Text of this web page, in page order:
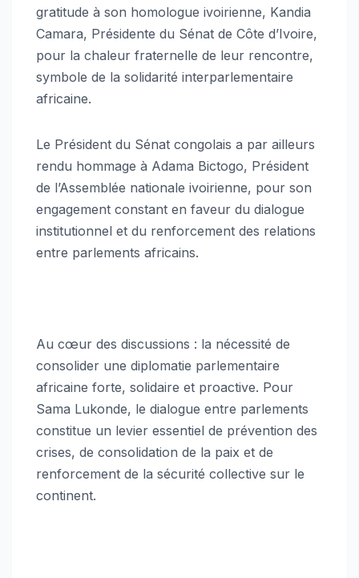
gratitude à son homologue ivoirienne, Kandia
Camara, Présidente du Sénat de Côte d’Ivoire,
pour la chaleur fraternelle de leur rencontre,
symbole de la solidarité interparlementaire
africaine.
Le Président du Sénat congolais a par ailleurs
rendu hommage à Adama Bictogo, Président
de l’Assemblée nationale ivoirienne, pour son
engagement constant en faveur du dialogue
institutionnel et du renforcement des relations
entre parlements africains.
Au cœur des discussions : la nécessité de
consolider une diplomatie parlementaire
africaine forte, solidaire et proactive. Pour
Sama Lukonde, le dialogue entre parlements
constitue un levier essentiel de prévention des
crises, de consolidation de la paix et de
renforcement de la sécurité collective sur le
continent.